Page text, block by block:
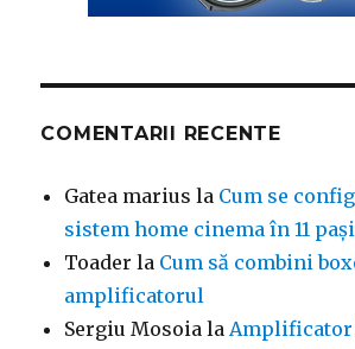
COMENTARII RECENTE
Gatea marius la Cum se
sistem home cinema în 11
Toader la Cum să combini
amplificatorul
Sergiu Mosoia la